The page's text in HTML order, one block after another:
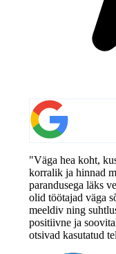
"Väga hea koht,
korralik ja hinnad
parandusega läks
olid töötajad väga
meeldiv ning
positiivne ja
otsivad kasutatud